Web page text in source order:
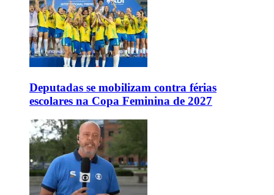
Deputadas se mobilizam contra férias
escolares na Copa Feminina de 2027